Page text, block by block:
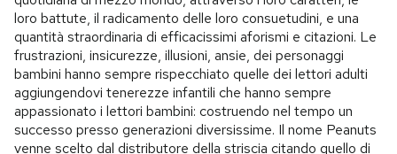
loro battute, il radicamento delle loro consuetudini, e una
quantità straordinaria di efficacissimi aforismi e citazioni. Le
frustrazioni, insicurezze, illusioni, ansie, dei personaggi
bambini hanno sempre rispecchiato quelle dei lettori adulti
aggiungendovi tenerezze infantili che hanno sempre
appassionato i lettori bambini: costruendo nel tempo un
successo presso generazioni diversissime. Il nome Peanuts
venne scelto dal distributore della striscia citando quello di